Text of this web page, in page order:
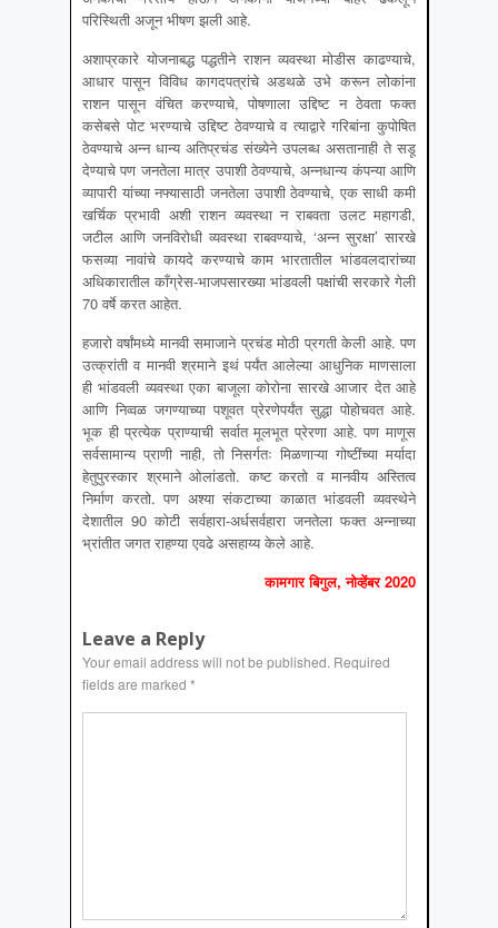
परिस्थिती अजून भीषण झली आहे.
अशाप्रकारे योजनाबद्ध पद्धतीने राशन व्यवस्था मोडीस काढण्याचे,
आधार पासून विविध कागदपत्रांचे अडथळे उभे करून लोकांना
राशन पासून वंचित करण्याचे, पोषणाला उद्दिष्ट न ठेवता फक्त
कसेबसे पोट भरण्याचे उद्दिष्ट ठेवण्याचे व त्याद्वारे गरिबांना कुपोषित
ठेवण्याचे अन्न धान्य अतिप्रचंड संख्येने उपलब्ध असतानाही ते सडू
देण्याचे पण जनतेला मात्र उपाशी ठेवण्याचे, अन्नधान्य कंपन्या आणि
व्यापारी यांच्या नफ्यासाठी जनतेला उपाशी ठेवण्याचे, एक साधी कमी
खर्चिक प्रभावी अशी राशन व्यवस्था न राबवता उलट महागडी,
जटील आणि जनविरोधी व्यवस्था राबवण्याचे, ‘अन्न सुरक्षा’ सारखे
फसव्या नावांचे कायदे करण्याचे काम भारतातील भांडवलदारांच्या
अधिकारातील कॉंग्रेस-भाजपसारख्या भांडवली पक्षांची सरकारे गेली
70 वर्षे करत आहेत.
हजारो वर्षांमध्ये मानवी समाजाने प्रचंड मोठी प्रगती केली आहे. पण
उत्क्रांती व मानवी श्रमाने इथं पर्यंत आलेल्या आधुनिक माणसाला
ही भांडवली व्यवस्था एका बाजूला कोरोना सारखे आजार देत आहे
आणि निव्वळ जगण्याच्या पशूवत प्रेरणेपर्यंत सुद्धा पोहोचवत आहे.
भूक ही प्रत्येक प्राण्याची सर्वात मूलभूत प्रेरणा आहे. पण माणूस
सर्वसामान्य प्राणी नाही, तो निसर्गतः मिळणाऱ्या गोष्टींच्या मर्यादा
हेतुपुरस्कार श्रमाने ओलांडतो. कष्ट करतो व मानवीय अस्तित्व
निर्माण करतो. पण अश्या संकटाच्या काळात भांडवली व्यवस्थेने
देशातील 90 कोटी सर्वहारा-अर्धसर्वहारा जनतेला फक्त अन्नाच्या
भ्रांतीत जगत राहण्या एवढे असहाय्य केले आहे.
कामगार बिगुल, नोव्हेंबर 2020
Leave a Reply
Your email address will not be published. Required
fields are marked *